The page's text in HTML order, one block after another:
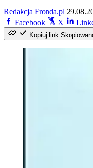
Redakcja Fronda.pl
Facebook
X
Kopiuj link